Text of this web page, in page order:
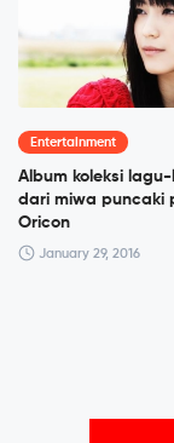
Entertainment
Album koleksi
dari miwa puncaki
Oricon
January 29, 2016